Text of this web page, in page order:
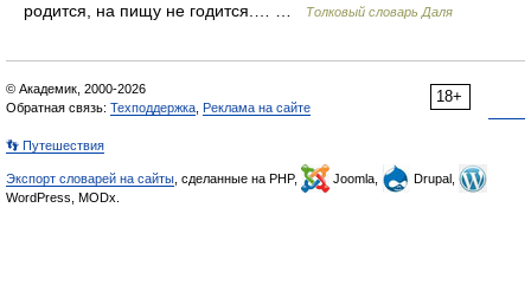
родится, на пищу не годится.… …
Толковый словарь Даля
18+
© Академик, 2000-2026
Обратная связь: Техподдержка Реклама на сайте
👣 Путешествия
Экспорт словарей на сайты , сделанные на PHP, Joomla,
Drupal,
WordPress, MODx.